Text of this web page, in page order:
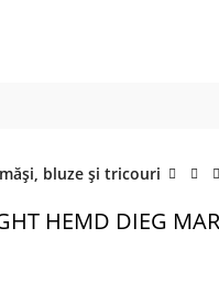
bluze și tricouri
HEMD DIEG